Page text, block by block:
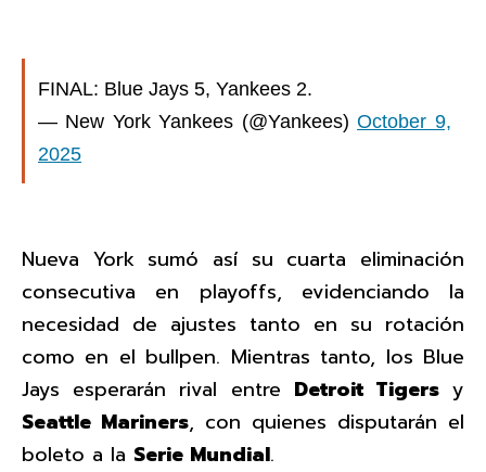
FINAL: Blue Jays 5, Yankees 2.
— New York Yankees (@Yankees)October 9,
2025
Nueva York sumó así su cuarta eliminación
consecutiva en playoffs, evidenciando la
necesidad de ajustes tanto en su rotación
como en el bullpen. Mientras tanto, los Blue
Jays esperarán rival entre Detroit Tigersy
Seattle Mariners, con quienes disputarán el
boleto a la Serie Mundial.